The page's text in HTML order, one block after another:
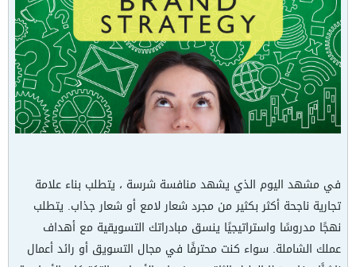
في مشهد اليوم الذي يشهد منافسة شرسة ، يتطلب بناء علامة
تجارية ناجحة أكثر بكثير من مجرد شعار لامع أو شعار جذاب. يتطلب
نهجًا مدروسًا واستراتيجيًا ينسق مبادراتك التسويقية مع أهداف
عملك الشاملة. سواء كنت محترفًا في مجال التسويق أو رائد أعمال